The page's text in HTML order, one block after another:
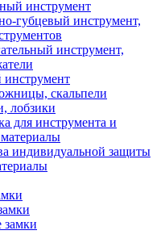
инструмент
губцевый инструмент,
инструмент,
инструмент
скальпели
лобзики
для инструмента и
индивидуальной защиты
замки